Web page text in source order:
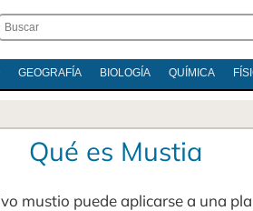
GEOGRAFÍA BIOLOGÍA QUÍMICA
Qué es Mustia
mustio puede aplicarse a una